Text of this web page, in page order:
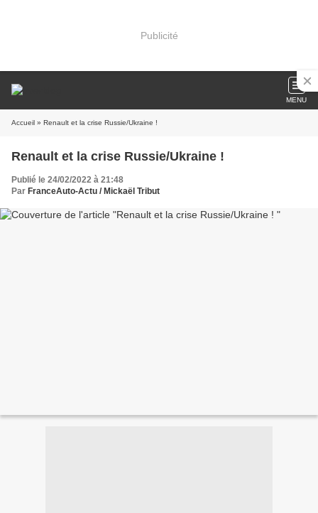
Publicité
MENU
Accueil » Renault et la crise Russie/Ukraine !
Renault et la crise Russie/Ukraine !
Publié le 24/02/2022 à 21:48
Par FranceAuto-Actu / Mickaël Tribut